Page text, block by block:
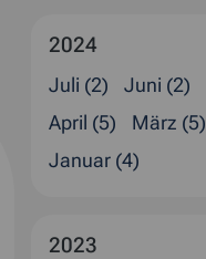
2024
Juli (2) Juni (2)
April (5)
März (5)
Januar (4)
2023